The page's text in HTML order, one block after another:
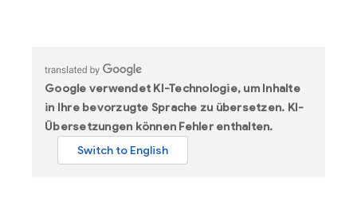
Google verwendet KI-Technologie, um Inhalte
in Ihre bevorzugte Sprache zu übersetzen. KI-
Übersetzungen können Fehler enthalten.